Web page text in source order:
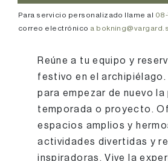
Para servicio personalizado llame al
correo electrónico a
Reúne a tu equipo y
festivo en el
para empezar de nuevo la
temporada o proyecto.
espacios amplios y
actividades divertidas y
inspiradoras. Vive la